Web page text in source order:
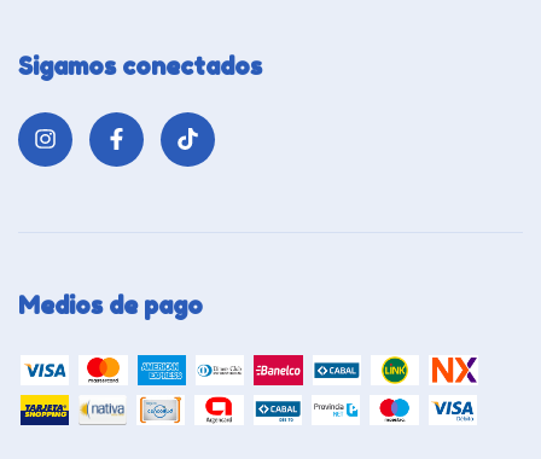
Sigamos conectados
Medios de pago